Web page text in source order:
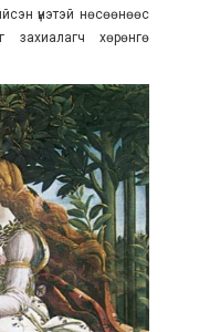
үнэтэй нөсөөнөөс
захиалагч хөрөнгө